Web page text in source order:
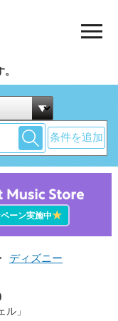
条件を追加
ーン実施中★
ディズニー
」